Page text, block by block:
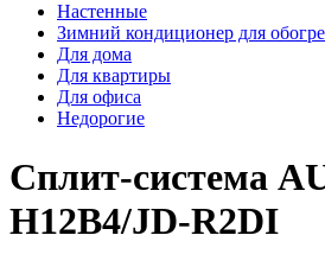
Настенные
Зимний кондиционер для
Для дома
Для квартиры
Для офиса
Недорогие
Сплит-система
H12B4/JD-R2DI